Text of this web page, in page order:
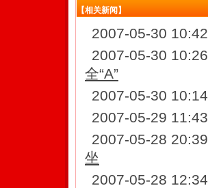
【相关新闻】
2007-05-30 10:42
2007-05-30 10:26
全“A”
2007-05-30 10:14
2007-05-29 11:43
2007-05-28 20:39
坐
2007-05-28 12:34